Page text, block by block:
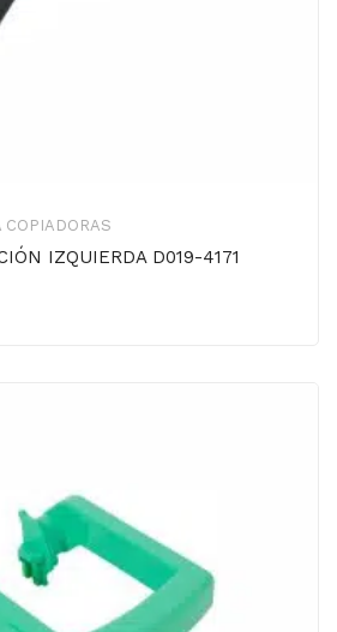
COPIADORAS
IZQUIERDA D019-4171